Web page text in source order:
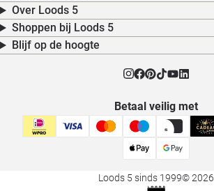
Over Loods 5
Shoppen bij Loods 5
Blijf op de hoogte
Betaal veilig met
Loods 5 sinds 1999© 2026